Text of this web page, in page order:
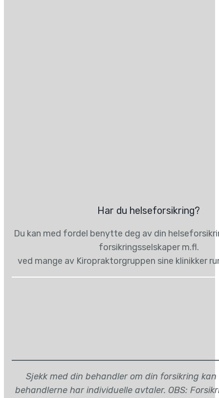
Har du helseforsikring?
Du kan med fordel benytte deg av din
forsikringsselskaper m.fl.
ved mange av Kiropraktorgruppen sine klinikker
Sjekk med din behandler om din forsikring
behandlerne har individuelle avtaler. OBS: